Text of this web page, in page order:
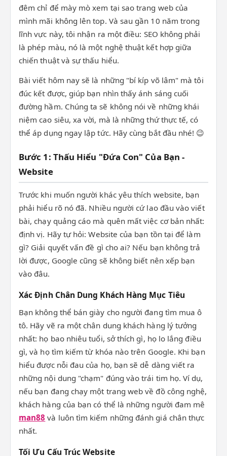
đêm chỉ để mày mò xem tại sao trang web của
mình mãi không lên top. Và sau gần 10 năm trong
lĩnh vực này, tôi nhận ra một điều: SEO không phải
là phép màu, nó là một nghệ thuật kết hợp giữa
chiến thuật và sự thấu hiểu.
Bài viết hôm nay sẽ là những "bí kíp võ lâm" mà tôi
đúc kết được, giúp bạn nhìn thấy ánh sáng cuối
đường hầm. Chúng ta sẽ không nói về những khái
niệm cao siêu, xa vời, mà là những thứ thực tế, có
thể áp dụng ngay lập tức. Hãy cùng bắt đầu nhé! 😉
Bước 1: Thấu Hiểu "Đứa Con" Của Bạn -
Website
Trước khi muốn người khác yêu thích website, bạn
phải hiểu rõ nó đã. Nhiều người cứ lao đầu vào viết
bài, chạy quảng cáo mà quên mất việc cơ bản nhất:
định vị. Hãy tự hỏi: Website của bạn tồn tại để làm
gì? Giải quyết vấn đề gì cho ai? Nếu bạn không trả
lời được, Google cũng sẽ không biết nên xếp bạn
vào đâu.
Xác Định Chân Dung Khách Hàng Mục Tiêu
Bạn không thể bán giày cho người đang tìm mua ô
tô. Hãy vẽ ra một chân dung khách hàng lý tưởng
nhất: họ bao nhiêu tuổi, sở thích gì, họ lo lắng điều
gì, và họ tìm kiếm từ khóa nào trên Google. Khi bạn
hiểu được nỗi đau của họ, bạn sẽ dễ dàng viết ra
những nội dung "chạm" đúng vào trái tim họ. Ví dụ,
nếu bạn đang chạy một trang web về đồ công nghệ,
khách hàng của bạn có thể là những người đam mê
man88 và luôn tìm kiếm những đánh giá chân thực
nhất.
Tối Ưu Cấu Trúc Website